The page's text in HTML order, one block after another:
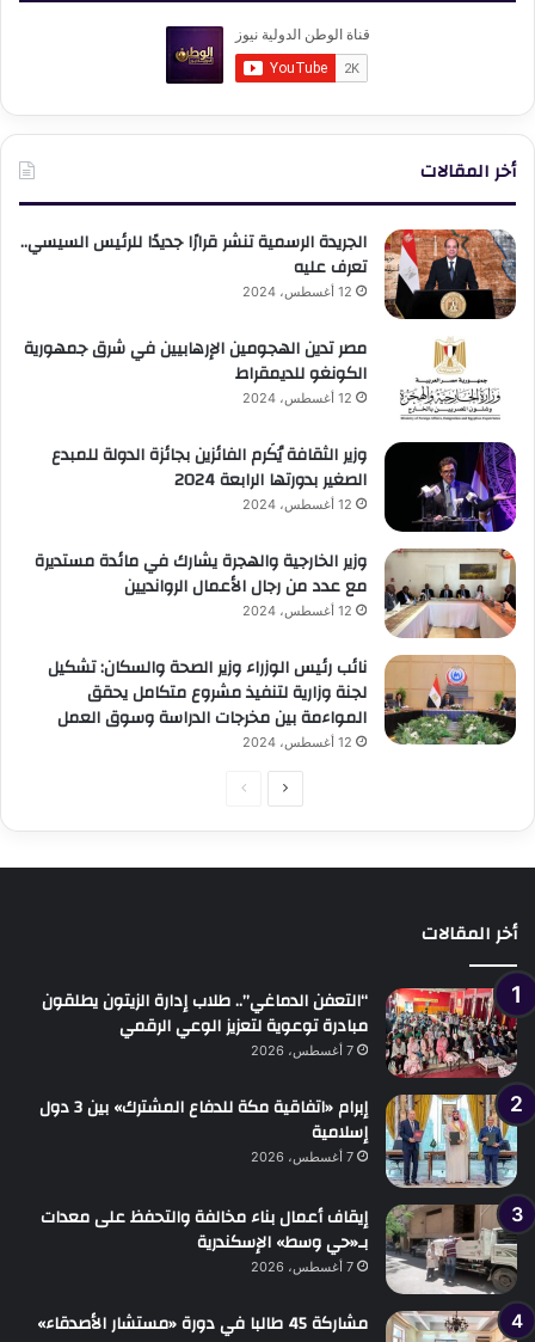
أخر المقالات
الجريدة الرسمية تنشر قرارًا جديدًا للرئيس السيسي..
تعرف عليه
12 أغسطس، 2024
مصر تدين الهجومين الإرهابيين في شرق جمهورية
الكونغو للديمقراط
12 أغسطس، 2024
وزير الثقافة يُكَرم الفائزين بجائزة الدولة للمبدع
الصغير بدورتها الرابعة 2024
12 أغسطس، 2024
وزير الخارجية والهجرة يشارك في مائدة مستديرة
مع عدد من رجال الأعمال الروانديين
12 أغسطس، 2024
نائب رئيس الوزراء وزير الصحة والسكان: تشكيل
لجنة وزارية لتنفيذ مشروع متكامل يحقق
المواءمة بين مخرجات الدراسة وسوق العمل
12 أغسطس، 2024
الصفحةالصفحة
أخر المقالات
“التعفن الدماغي”.. طلاب إدارة الزيتون يطلقون
مبادرة توعوية لتعزيز الوعي الرقمي
7 أغسطس، 2026
إبرام «اتفاقية مكة للدفاع المشترك» بين 3 دول
إسلامية
7 أغسطس، 2026
إيقاف أعمال بناء مخالفة والتحفظ على معدات
بـ«حي وسط» الإسكندرية
7 أغسطس، 2026
مشاركة 45 طالبا في دورة «مستشار الأصدقاء»